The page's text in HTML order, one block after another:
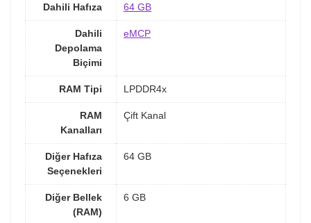
Dahili Hafıza 64 GB
Dahili
Depolama
Biçimi
eMCP
RAM Tipi LPDDR4x
RAM
Kanalları
Çift Kanal
Diğer Hafıza
Seçenekleri
64 GB
Diğer Bellek
(RAM)
6 GB